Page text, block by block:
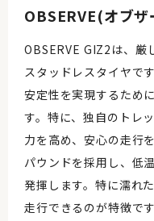
OBSERVE(オブ
OBSERVE GIZ2は、厳
スタッドレスタイヤで
安定性を実現するため
す。特に、独自のトレ
力を高め、安心の走行
パウンドを採用し、低
発揮します。特に濡れ
走行できるのが特徴で